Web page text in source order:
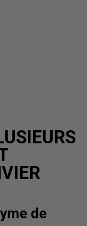
de